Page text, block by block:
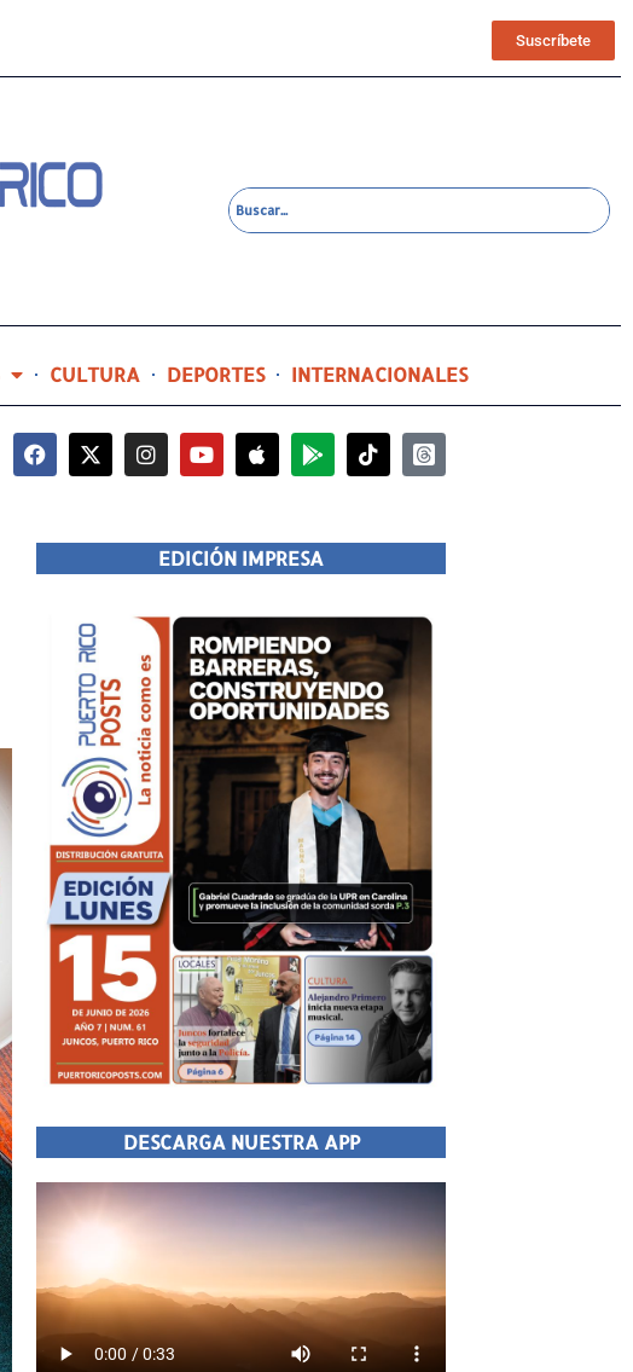
Suscríbete
CULTURA DEPORTES INTERNACIONALES
15 horas ago
EDICIÓN IMPRESA
DESCARGA NUESTRA APP